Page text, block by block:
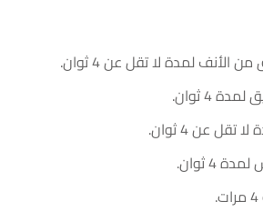
لمدة لا تقل عن 4 ثوان.
4 ثوان.
عن 4 ثوان.
4 ثوان.